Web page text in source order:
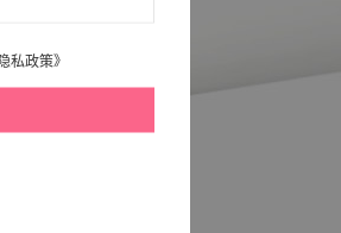
私政策》